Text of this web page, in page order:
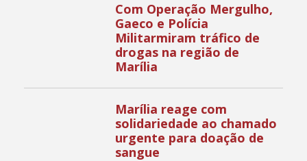
Com Operação Mergulho,
Gaeco e Polícia
Militarmiram tráfico de
drogas na região de
Marília
Marília reage com
solidariedade ao chamado
urgente para doação de
sangue